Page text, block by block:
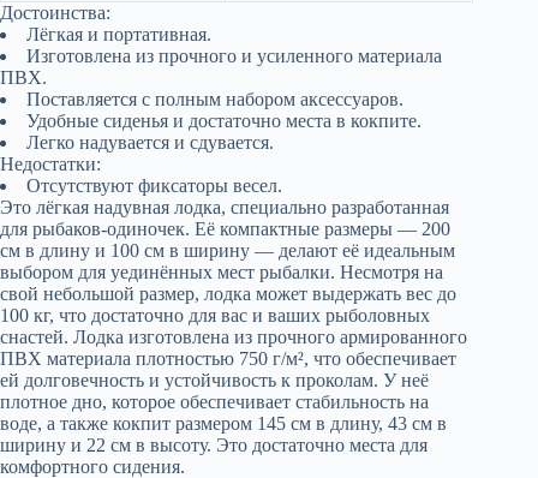
Достоинства:
Лёгкая и портативная.
Изготовлена из прочного и усиленного материала
ПВХ.
Поставляется с полным набором аксессуаров.
Удобные сиденья и достаточно места в кокпите.
Легко надувается и сдувается.
Недостатки:
Отсутствуют фиксаторы весел.
Это лёгкая надувная лодка, специально разработанная
для рыбаков-одиночек. Её компактные размеры — 200
см в длину и 100 см в ширину — делают её идеальным
выбором для уединённых мест рыбалки. Несмотря на
свой небольшой размер, лодка может выдержать вес до
100 кг, что достаточно для вас и ваших рыболовных
снастей. Лодка изготовлена из прочного армированного
ПВХ материала плотностью 750 г/м², что обеспечивает
ей долговечность и устойчивость к проколам. У неё
плотное дно, которое обеспечивает стабильность на
воде, а также кокпит размером 145 см в длину, 43 см в
ширину и 22 см в высоту. Это достаточно места для
комфортного сидения.